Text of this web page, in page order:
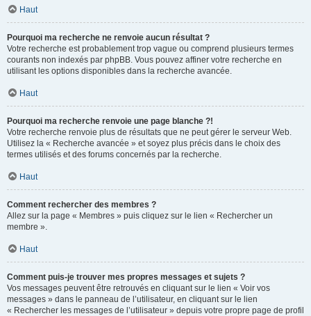
Haut
Pourquoi ma recherche ne renvoie aucun résultat ?
Votre recherche est probablement trop vague ou comprend plusieurs termes
courants non indexés par phpBB. Vous pouvez affiner votre recherche en
utilisant les options disponibles dans la recherche avancée.
Haut
Pourquoi ma recherche renvoie une page blanche ?!
Votre recherche renvoie plus de résultats que ne peut gérer le serveur Web.
Utilisez la « Recherche avancée » et soyez plus précis dans le choix des
termes utilisés et des forums concernés par la recherche.
Haut
Comment rechercher des membres ?
Allez sur la page « Membres » puis cliquez sur le lien « Rechercher un
membre ».
Haut
Comment puis-je trouver mes propres messages et sujets ?
Vos messages peuvent être retrouvés en cliquant sur le lien « Voir vos
messages » dans le panneau de l’utilisateur, en cliquant sur le lien
« Rechercher les messages de l’utilisateur » depuis votre propre page de profil